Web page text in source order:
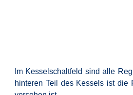
Im Kesselschaltfeld sind alle
hinteren Teil des Kessels ist die